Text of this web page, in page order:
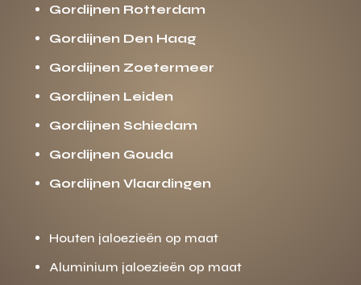
Gordijnen Rotterdam
Gordijnen Den Haag
Gordijnen Zoetermeer
Gordijnen Leiden
Gordijnen Schiedam
Gordijnen Gouda
Gordijnen Vlaardingen
Houten jaloezieën op maat
Aluminium jaloezieën op maat